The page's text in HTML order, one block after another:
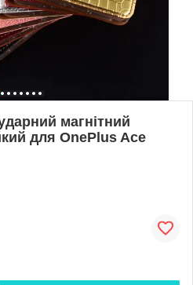
магнітний
для OnePlus Ace